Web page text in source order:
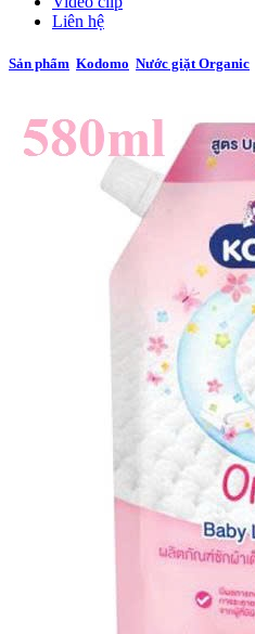
Liên hệ
Sản phẩm Kodomo Nước giặt Organic